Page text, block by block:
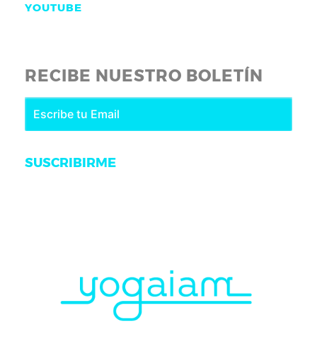
YOUTUBE
RECIBE NUESTRO BOLETÍN
SUSCRIBIRME